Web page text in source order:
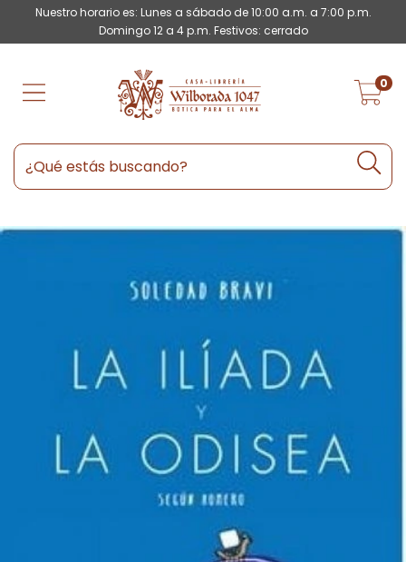
Nuestro horario es: Lunes a sábado de 10:00 a.m. a 7:00 p.m.
Domingo 12 a 4 p.m. Festivos: cerrado
0